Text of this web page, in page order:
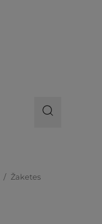
Žaketes